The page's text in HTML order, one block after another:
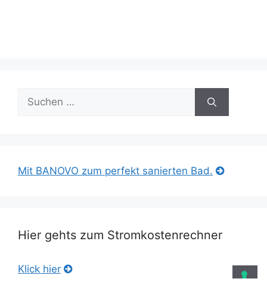
Suche
nach:
Mit BANOVO zum perfekt sanierten Bad.
Hier gehts zum Stromkostenrechner
Klick hier